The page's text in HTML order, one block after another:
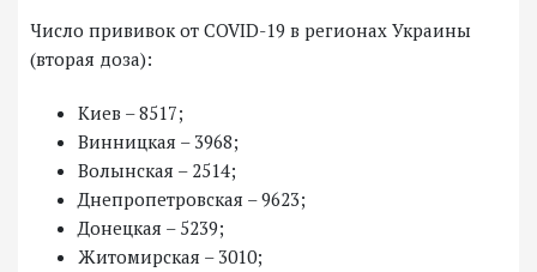
Число прививок от COVID-19 в регионах Украины
(вторая доза):
Киев – 8517;
Винницкая – 3968;
Волынская – 2514;
Днепропетровская – 9623;
Донецкая – 5239;
Житомирская – 3010;